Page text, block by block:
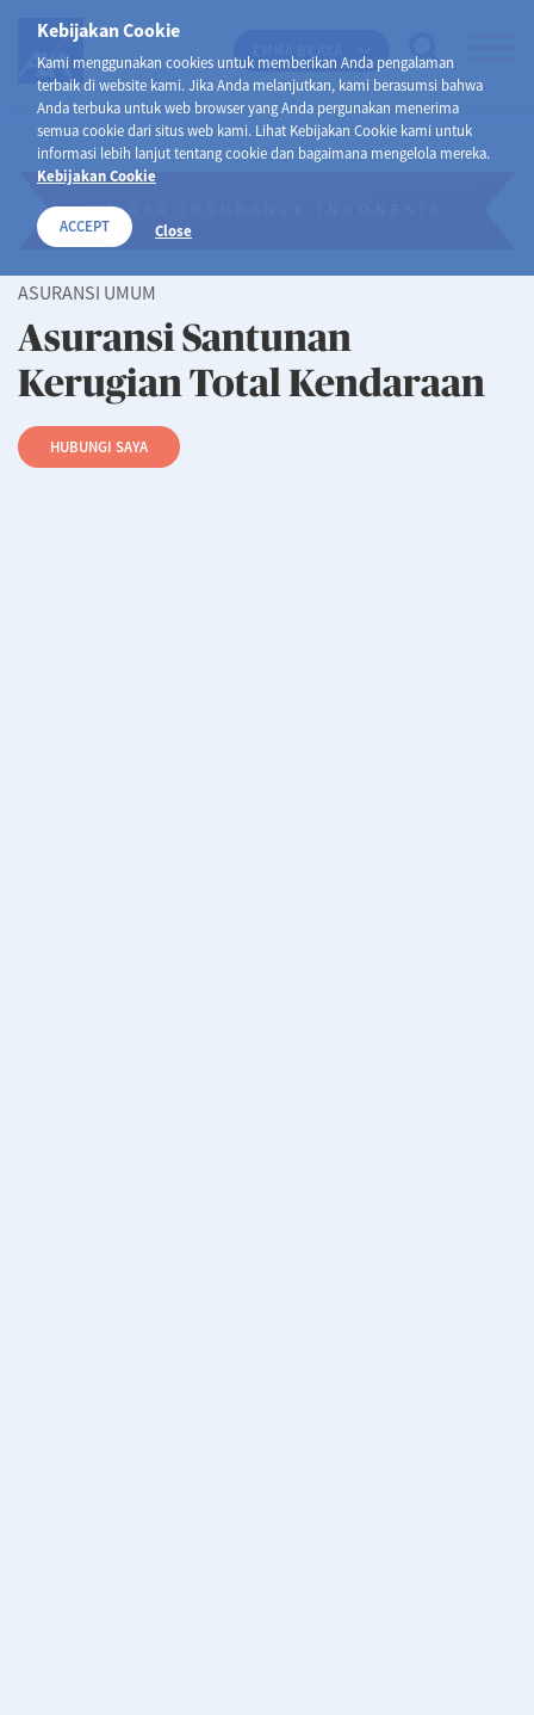
Kebijakan Cookie
Kami menggunakan cookies untuk memberikan Anda pengalaman
terbaik di website kami. Jika Anda melanjutkan, kami berasumsi bahwa
Anda terbuka untuk web browser yang Anda pergunakan menerima
semua cookie dari situs web kami. Lihat Kebijakan Cookie kami untuk
informasi lebih lanjut tentang cookie dan bagaimana mengelola mereka.
Kebijakan Cookie
ACCEPT Close
PT AXA INSURANCE INDONESIA
ASURANSI UMUM
Asuransi Santunan
Kerugian Total Kendaraan
HUBUNGI SAYA